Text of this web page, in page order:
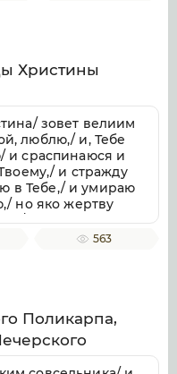
Христины
зовет велиим
люблю,/ и, Тебе
и сраспинаюся и
и стражду
в Тебе,/ и умираю
но яко жертву
с любовию
яко
563
Поликарпа,